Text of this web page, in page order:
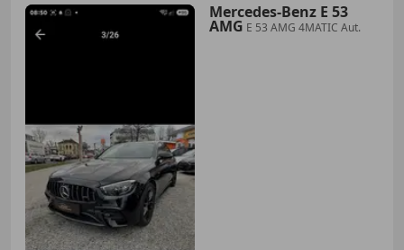
Mercedes-Benz E 53
AMG E 53 AMG 4MATIC Aut.